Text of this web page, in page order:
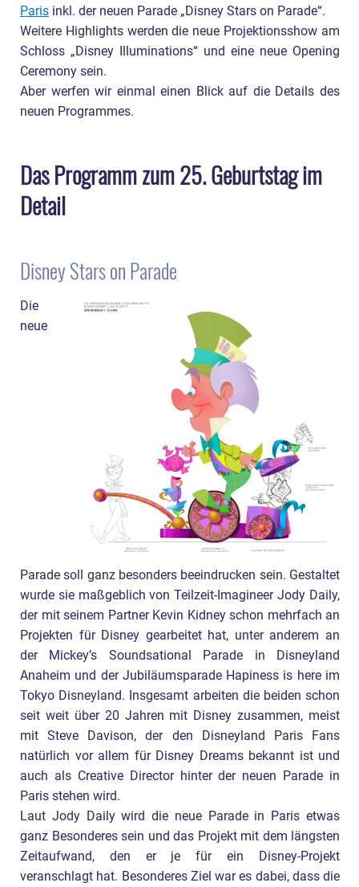
Paris inkl. der neuen Parade „Disney Stars on Parade“.
Weitere Highlights werden die neue Projektionsshow am
Schloss „Disney Illuminations“ und eine neue Opening
Ceremony sein.
Aber werfen wir einmal einen Blick auf die Details des
neuen Programmes.
Das Programm zum 25. Geburtstag im
Detail
Disney Stars on Parade
Die
neue
Parade soll ganz besonders beeindrucken sein. Gestaltet
wurde sie maßgeblich von Teilzeit-Imagineer Jody Daily,
der mit seinem Partner Kevin Kidney schon mehrfach an
Projekten für Disney gearbeitet hat, unter anderem an
der Mickey’s Soundsational Parade in Disneyland
Anaheim und der Jubiläumsparade Hapiness is here im
Tokyo Disneyland. Insgesamt arbeiten die beiden schon
seit weit über 20 Jahren mit Disney zusammen, meist
mit Steve Davison, der den Disneyland Paris Fans
natürlich vor allem für Disney Dreams bekannt ist und
auch als Creative Director hinter der neuen Parade in
Paris stehen wird.
Laut Jody Daily wird die neue Parade in Paris etwas
ganz Besonderes sein und das Projekt mit dem längsten
Zeitaufwand, den er je für ein Disney-Projekt
veranschlagt hat. Besonderes Ziel war es dabei, dass die